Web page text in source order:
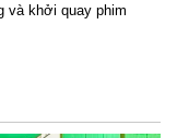
và khởi quay phim